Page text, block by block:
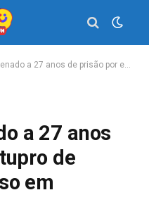
de prisão por estupro de vulnerável é preso em Araguaína
a 27 anos
de
em